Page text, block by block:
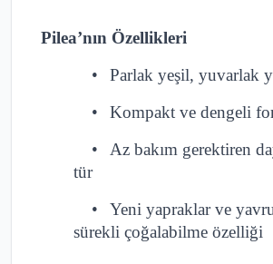
Pilea’nın Özellikleri
•
Parlak yeşil, yuvarlak
•
Kompakt ve dengeli
•
Az bakım gerektiren
tür
•
Yeni yapraklar ve
sürekli çoğalabilme özelliği